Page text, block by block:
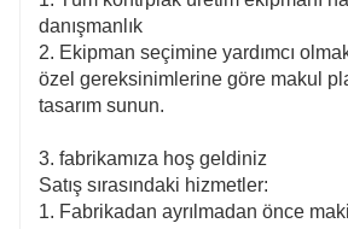
danışmanlık
2. Ekipman seçimine yardımcı
özel gereksinimlerine göre makul
tasarım sunun.
3. fabrikamıza hoş geldiniz
Satış sırasındaki hizmetler:
1. Fabrikadan ayrılmadan önce